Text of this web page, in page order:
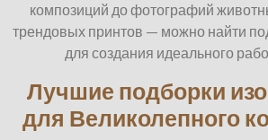
композиций до фотографий
трендовых принтов — можно найти
для создания идеального
Лучшие подборки
для Великолепного